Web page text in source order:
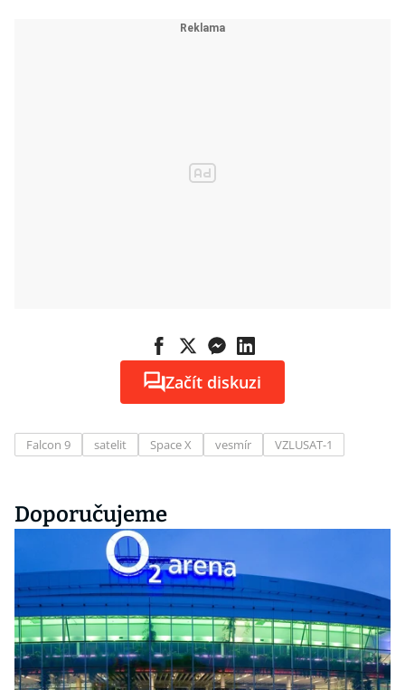
Začít diskuzi
Falcon 9 satelit Space X vesmír VZLUSAT-1
Doporučujeme